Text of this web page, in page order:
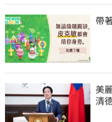
帶
美
清